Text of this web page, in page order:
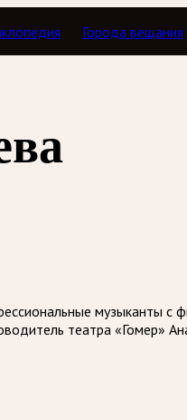
Города вещания
музыканты с
театра «Гомер»